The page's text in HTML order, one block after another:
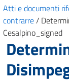
Atti e documenti
contrarre/
Cesalpino_signed